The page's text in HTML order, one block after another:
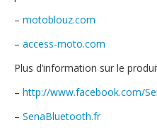
– motoblouz.com
– access-moto.com
Plus d’information sur le
– http://www.facebook.com/
– SenaBluetooth.fr